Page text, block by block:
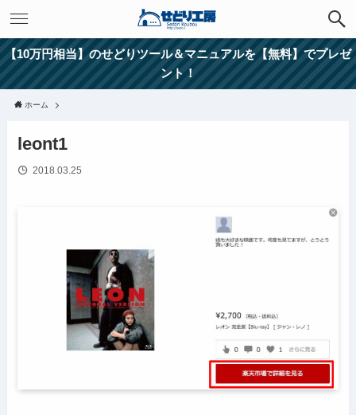
【10万円相当】のせどりツール＆マニュアルを【無料】でプレゼ
ント！
ホーム
leont1
2018.03.25